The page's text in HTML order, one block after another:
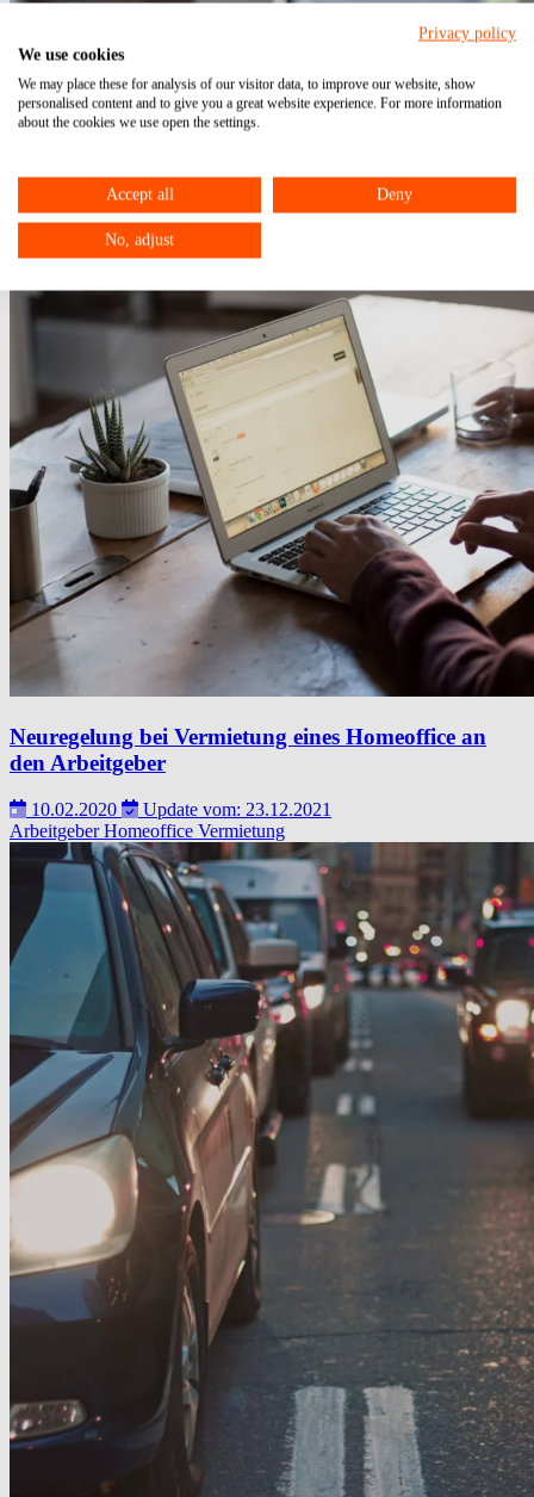
Neuregelung bei Vermietung eines Homeoffice an
den Arbeitgeber
10.02.2020
Update vom: 23.12.2021
ArbeitgeberHomeoffice Vermietung
Privacy policy
We use cookies
We may place these for analysis of our visitor data, to improve our website, show
personalised content and to give you a great website experience. For more information
about the cookies we use open the settings.
Accept all Deny
No, adjust